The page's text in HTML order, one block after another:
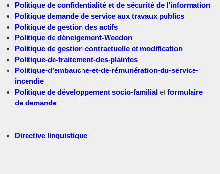
Politique de confidentialité et de sécurité de l’information
Politique demande de service aux travaux publics
Politique de gestion des actifs
Politique de déneigement-Weedon
Politique de gestion contractuelle et modification
Politique-de-traitement-des-plaintes
Politique-d’embauche-et-de-rémunération-du-service-
incendie
Politique de développement socio-familial et formulaire
de demande
Directive linguistique